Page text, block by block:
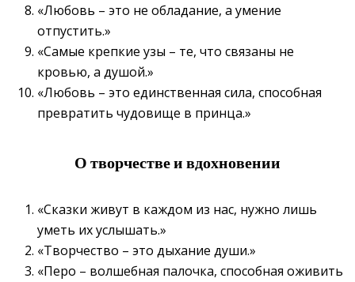
«Любовь – это не обладание, а умение
отпустить.»
«Самые крепкие узы – те, что связаны не
кровью, а душой.»
«Любовь – это единственная сила, способная
превратить чудовище в принца.»
О творчестве и вдохновении
«Сказки живут в каждом из нас, нужно лишь
уметь их услышать.»
«Творчество – это дыхание души.»
«Перо – волшебная палочка, способная оживить